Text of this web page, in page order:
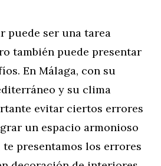
puede ser una tarea
también puede presentar
En Málaga, con su
y su clima
evitar ciertos errores
un espacio armonioso
presentamos los errores